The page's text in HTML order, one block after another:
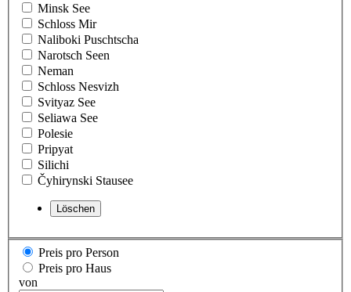
Minsk See
Schloss Mir
Naliboki Puschtscha
Narotsch Seen
Neman
Schloss Nesvizh
Svityaz See
Seliawa See
Polesie
Pripyat
Silichi
Čyhirynski Stausee
Preis pro Person
Preis pro Haus
von